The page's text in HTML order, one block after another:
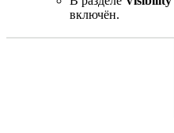
включён.